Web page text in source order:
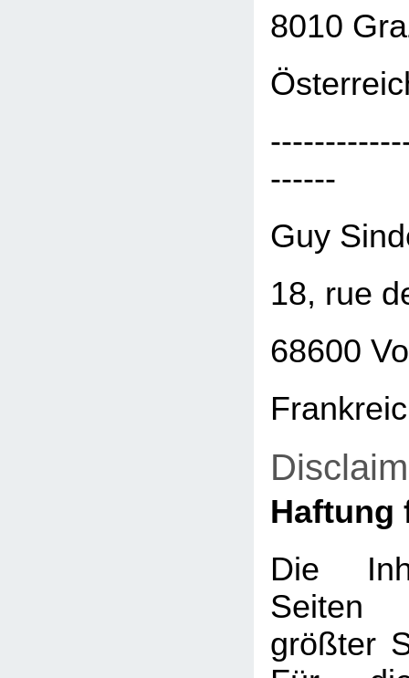
8010
------
Guy
18, rue
68600
Haftung
Die
Seiten
größter